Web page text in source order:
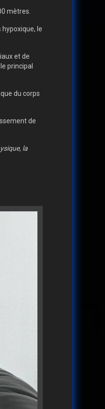
mètres.
le
et de
principal
du corps
de
la